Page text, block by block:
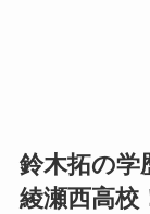
鈴木拓の学
綾瀬西高校